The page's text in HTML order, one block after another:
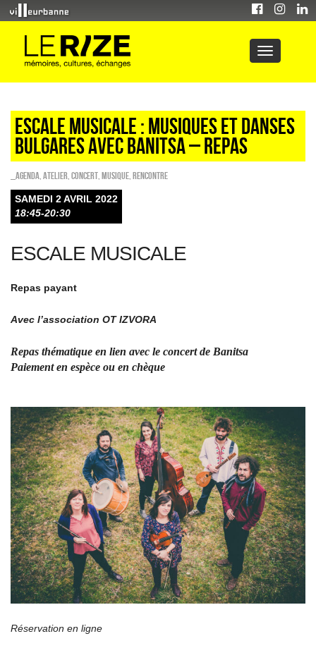
ESCALE MUSICALE : Musiques et danses
bulgares avec Banitsa – Repas
_Agenda Atelier Concert Musique Rencontre
SAMEDI 2 AVRIL 2022
18:45-20:30
ESCALE MUSICALE
Repas payant
Avec l’association OT IZVORA
Repas thématique en lien avec le concert de Banitsa
Paiement en espèce ou en chèque
Réservation en ligne